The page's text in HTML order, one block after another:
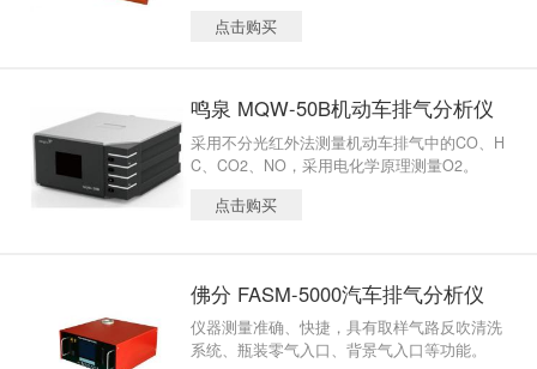
芯，烟度计采用进口传感器。
点击购买
鸣泉 MQW-50B机动车排气分析仪
采用不分光红外法测量机动车排气中的CO、H
C、CO2、NO，采用电化学原理测量O2。
点击购买
佛分 FASM-5000汽车排气分析仪
仪器测量准确、快捷，具有取样气路反吹清洗
系统、瓶装零气入口、背景气入口等功能。